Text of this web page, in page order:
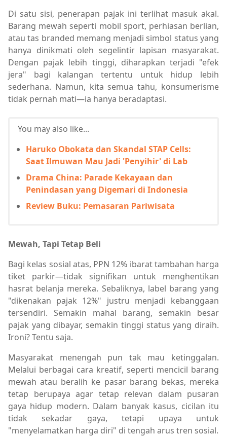
Di satu sisi, penerapan pajak ini terlihat masuk akal.
Barang mewah seperti mobil sport, perhiasan berlian,
atau tas branded memang menjadi simbol status yang
hanya dinikmati oleh segelintir lapisan masyarakat.
Dengan pajak lebih tinggi, diharapkan terjadi "efek
jera" bagi kalangan tertentu untuk hidup lebih
sederhana. Namun, kita semua tahu, konsumerisme
tidak pernah mati—ia hanya beradaptasi.
You may also like...
Haruko Obokata dan Skandal STAP Cells:
Saat Ilmuwan Mau Jadi 'Penyihir' di Lab
Drama China: Parade Kekayaan dan
Penindasan yang Digemari di Indonesia
Review Buku: Pemasaran Pariwisata
Mewah, Tapi Tetap Beli
Bagi kelas sosial atas, PPN 12% ibarat tambahan harga
tiket parkir—tidak signifikan untuk menghentikan
hasrat belanja mereka. Sebaliknya, label barang yang
"dikenakan pajak 12%" justru menjadi kebanggaan
tersendiri. Semakin mahal barang, semakin besar
pajak yang dibayar, semakin tinggi status yang diraih.
Ironi? Tentu saja.
Masyarakat menengah pun tak mau ketinggalan.
Melalui berbagai cara kreatif, seperti mencicil barang
mewah atau beralih ke pasar barang bekas, mereka
tetap berupaya agar tetap relevan dalam pusaran
gaya hidup modern. Dalam banyak kasus, cicilan itu
tidak sekadar gaya, tetapi upaya untuk
"menyelamatkan harga diri" di tengah arus tren sosial.